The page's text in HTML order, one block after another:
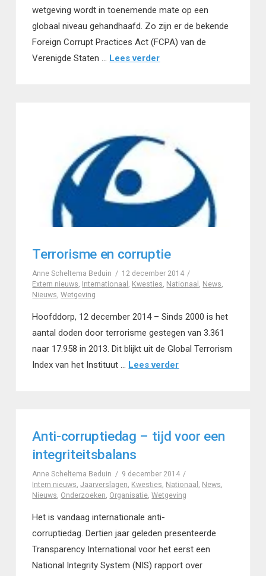
wetgeving wordt in toenemende mate op een
globaal niveau gehandhaafd. Zo zijn er de bekende
Foreign Corrupt Practices Act (FCPA) van de
Verenigde Staten … Lees verder
Terrorisme en corruptie
Anne Scheltema Beduin
12 december 2014
Extern nieuws, Internationaal , Kwesties, Nationaal , News,
Nieuws,Wetgeving
Hoofddorp, 12 december 2014 – Sinds 2000 is het
aantal doden door terrorisme gestegen van 3.361
naar 17.958 in 2013. Dit blijkt uit de Global Terrorism
Index van het Instituut … Lees verder
Anti-corruptiedag – tijd voor een
integriteitsbalans
Anne Scheltema Beduin
9 december 2014
Intern nieuws,Jaarverslagen, Kwesties, Nationaal , News,
Nieuws, Onderzoeken, Organisatie,Wetgeving
Het is vandaag internationale anti-
corruptiedag. Dertien jaar geleden presenteerde
Transparency International voor het eerst een
National Integrity System (NIS) rapport over